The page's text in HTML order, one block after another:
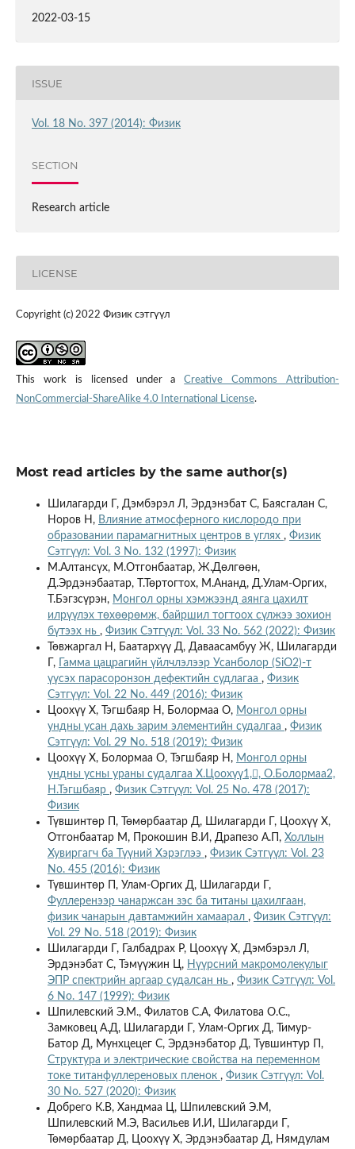
2022-03-15
ISSUE
Vol. 18 No. 397 (2014): Физик
SECTION
Research article
LICENSE
Copyright (c) 2022 Физик сэтгүүл
This work is licensed under aCreative Commons Attribution-
NonCommercial-ShareAlike 4.0 International License.
Most read articles by the same author(s)
Шилагарди Г, Дэмбэрэл Л, Эрдэнэбат С, Баясгалан С,
Норов Н, Влияние атмосферного кислородо при
образовании парамагнитных центров в углях , Физик
Сэтгүүл: Vol. 3 No. 132 (1997): Физик
М.Алтансүх, М.Отгонбаатар, Ж.Дөлгөөн,
Д.Эрдэнэбаатар, Т.Төртогтох, М.Ананд, Д.Улам-Оргих,
Т.Бэгзсүрэн, Монгол орны хэмжээнд аянга цахилт
илрүүлэх төхөөрөмж, байршил тогтоох сүлжээ зохион
бүтээх нь , Физик Сэтгүүл: Vol. 33 No. 562 (2022): Физик
Төвжаргал Н, Баатархүү Д, Даваасамбуу Ж, Шилагарди
Г,
Гамма цацрагийн үйлчлэлээр Усанболор (SiO2)-т
үүсэх парасоронзон дефектийн судлагаа , Физик
Сэтгүүл: Vol. 22 No. 449 (2016): Физик
Цоохүү Х, Тэгшбаяр Н, Болормаа О, Монгол орны
ундны усан дахь зарим элементийн судалгаа , Физик
Сэтгүүл: Vol. 29 No. 518 (2019): Физик
Цоохүү Х, Болормаа О, Тэгшбаяр Н, Монгол орны
ундны усны ураны судалгаа Х.Цоохүү1,, О.Болормаа2,
Н.Тэгшбаяр , Физик Сэтгүүл: Vol. 25 No. 478 (2017):
Физик
Түвшинтөр П, Төмөрбаатар Д, Шилагарди Г, Цоохүү Х,
Отгонбаатар М, Прокошин В.И, Драпезо А.П, Холлын
Хувиргагч ба Түүний Хэрэглээ , Физик Сэтгүүл: Vol. 23
No. 455 (2016): Физик
Түвшинтөр П, Улам-Оргих Д, Шилагарди Г,
Фуллеренээр чанаржсан зэс ба титаны цахилгаан,
физик чанарын давтамжийн хамаарал , Физик Сэтгүүл:
Vol. 29 No. 518 (2019): Физик
Шилагарди Г, Галбадрах Р, Цоохүү Х, Дэмбэрэл Л,
Эрдэнэбат С, Тэмүүжин Ц, Нүүрсний макромолекулыг
ЭПР спектрийн аргаар судалсан нь , Физик Сэтгүүл: Vol.
6 No. 147 (1999): Физик
Шпилевский Э.М., Филатов С.А, Филатова О.С.,
Замковец А.Д, Шилагарди Г, Улам-Оргих Д, Тимур-
Батор Д, Мунхцецег С, Эрдэнэбатор Д, Тувшинтур П,
Структура и электрические свойства на переменном
токе титанфуллереновых пленок , Физик Сэтгүүл: Vol.
30 No. 527 (2020): Физик
Добрего К.В, Хандмаа Ц, Шпилевский Э.М,
Шпилевский М.Э, Васильев И.И, Шилагарди Г,
Төмөрбаатар Д, Цоохүү Х, Эрдэнэбаатар Д, Нямдулам